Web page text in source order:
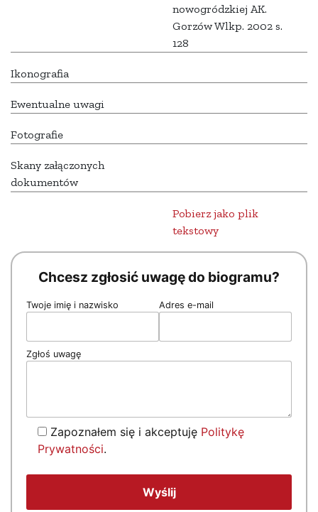
nowogródzkiej AK.
Gorzów Wlkp. 2002 s.
128
Ikonografia
Ewentualne uwagi
Fotografie
Skany załączonych
dokumentów
Pobierz jako plik
tekstowy
Chcesz zgłosić uwagę do biogramu?
Twoje imię i nazwisko Adres e-mail
Zgłoś uwagę
Zapoznałem się i akceptuję Politykę
Prywatności.